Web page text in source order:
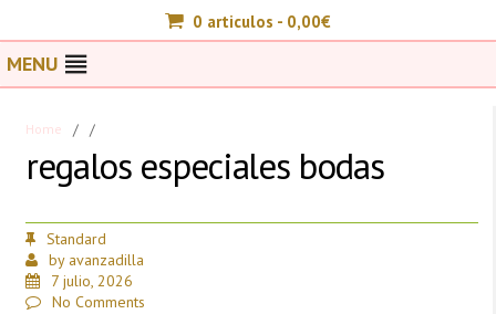
0 articulos - 0,00€
MENU
Home / /
regalos especiales bodas
Standard
by avanzadilla
7 julio, 2026
No Comments